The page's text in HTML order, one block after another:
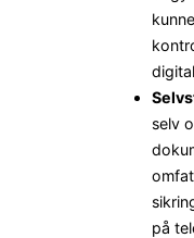
selv
på